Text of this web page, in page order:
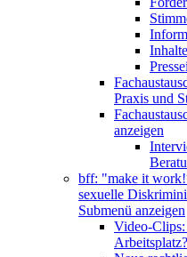
Praxis und
anzeigen
bff: "make it
sexuelle
Submenü anzeigen
Video-Clips: